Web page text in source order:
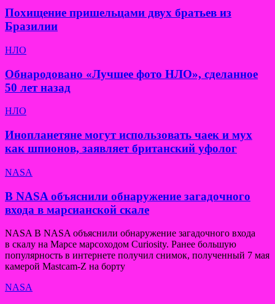
Похищение пришельцами двух братьев из
Бразилии
НЛО
Обнародовано «Лучшее фото НЛО», сделанное
50 лет назад
НЛО
Инопланетяне могут использовать чаек и мух
как шпионов, заявляет британский уфолог
NASA
В NASA объяснили обнаружение загадочного
входа в марсианской скале
NASA В NASA объяснили обнаружение загадочного входа
в скалу на Марсе марсоходом Curiosity. Ранее большую
популярность в интернете получил снимок, полученный 7 мая
камерой Mastcam-Z на борту
NASA